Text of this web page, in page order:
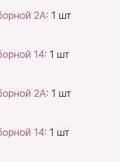
2А: 1 шт
14: 1 шт
2А: 1 шт
14: 1 шт